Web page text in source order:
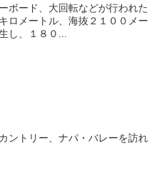
ボード、大回転などが行われた
ロメートル、海抜２１００メー
し、１８０...
ントリー、ナパ・バレーを訪れ